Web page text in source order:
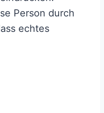
Person durch
echtes